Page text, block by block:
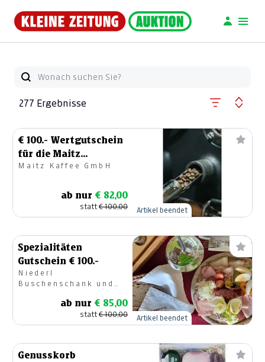
277 Ergebnisse
€ 100.- Wertgutschein
für die Maitz
Kaffeerösterei
Maitz Kaffee GmbH
ab nur € 82,00
statt€ 100,00 Artikel beendet
Spezialitäten
Gutschein € 100.-
Niederl
Buschenschank und
ab nur € 85,00
statt€ 100,00 Artikel beendet
Genusskorb